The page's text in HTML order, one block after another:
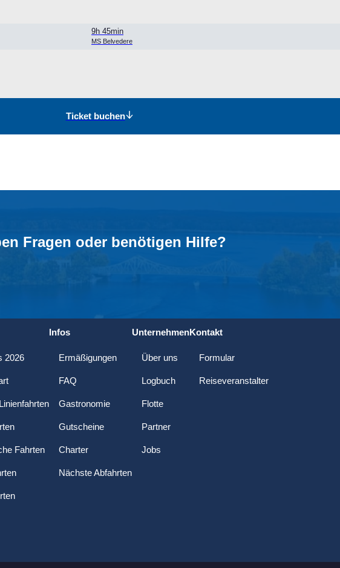
9h 45min
MS Belvedere
Ticket buchen
Fragen oder benötigen Hilfe?
2026
Fahrten
Infos
Ermäßigungen
FAQ
Gastronomie
Gutscheine
Charter
Nächste Abfahrten
Unternehmen
Über uns
Logbuch
Flotte
Partner
Jobs
Kontakt
Formular
Reiseveranstalter